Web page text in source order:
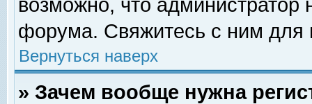
возможно, что
форума. Свяжитесь с ним для
Вернуться наверх
» Зачем вообще нужна